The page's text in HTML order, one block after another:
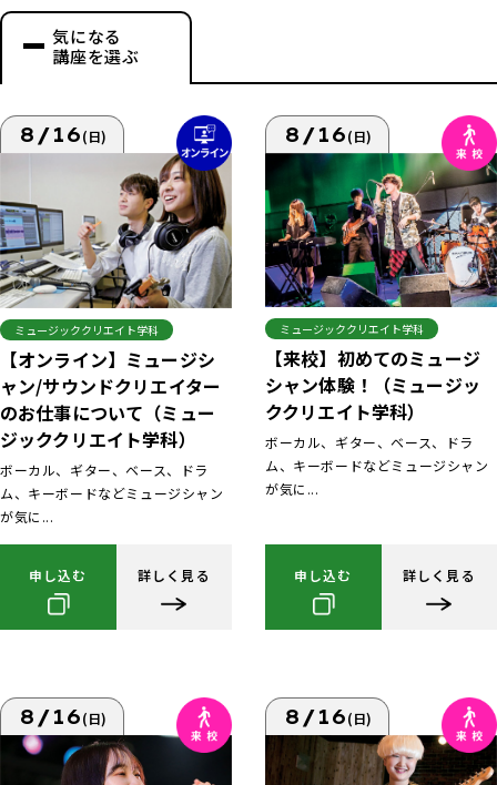
気になる
講座を選ぶ
8/16(日)
ミュージッククリエイト学科
【オンライン】ミュージシ
ャン/サウンドクリエイター
のお仕事について（ミュー
ジッククリエイト学科）
ボーカル、ギター、ベース、ドラ
ム、キーボードなどミュージシャン
が気に...
申し込む 詳しく見る
8/16(日)
ミュージッククリエイト学科
【来校】初めてのミュージ
シャン体験！（ミュージッ
ククリエイト学科）
ボーカル、ギター、ベース、ドラ
ム、キーボードなどミュージシャン
が気に...
申し込む 詳しく見る
8/16(日) 8/16(日)